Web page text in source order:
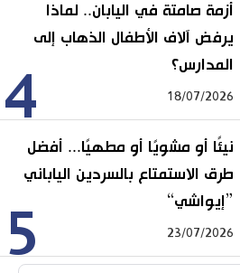
4
أزمة صامتة في اليابان.. لماذا
يرفض آلاف الأطفال الذهاب إلى
المدارس؟
18/07/2026
5
نيئًا أو مشويًا أو مطهيًا... أفضل
طرق الاستمتاع بالسردين الياباني
”إيواشي“
23/07/2026